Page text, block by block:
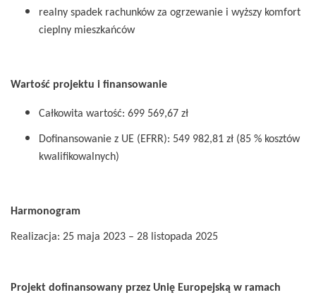
realny spadek rachunków za ogrzewanie i wyższy komfort
cieplny mieszkańców
Wartość projektu i finansowanie
Całkowita wartość: 699 569,67 zł
Dofinansowanie z UE (EFRR): 549 982,81 zł (85 % kosztów
kwalifikowalnych)
Harmonogram
Realizacja: 25 maja 2023 – 28 listopada 2025
Projekt dofinansowany przez Unię Europejską w ramach